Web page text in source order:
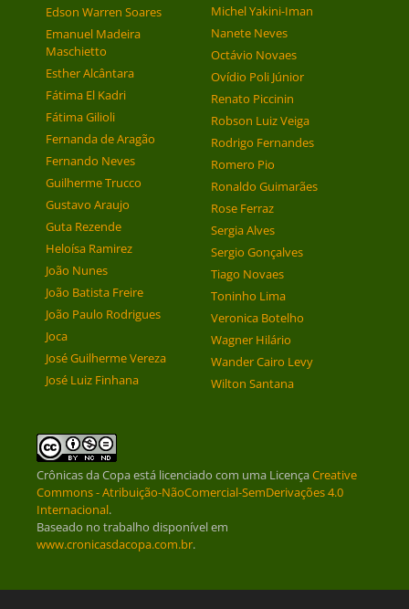
Edson Warren Soares
Emanuel Madeira
Maschietto
Esther Alcântara
Fátima El Kadri
Fátima Gilioli
Fernanda de Aragão
Fernando Neves
Guilherme Trucco
Gustavo Araujo
Guta Rezende
Heloísa Ramirez
João Nunes
João Batista Freire
João Paulo Rodrigues
Joca
José Guilherme Vereza
José Luiz Finhana
Michel Yakini-Iman
Nanete Neves
Octávio Novaes
Ovídio Poli Júnior
Renato Piccinin
Robson Luiz Veiga
Rodrigo Fernandes
Romero Pio
Ronaldo Guimarães
Rose Ferraz
Sergia Alves
Sergio Gonçalves
Tiago Novaes
Toninho Lima
Veronica Botelho
Wagner Hilário
Wander Cairo Levy
Wilton Santana
Crônicas da Copaestá licenciado com uma LicençaCreative
Commons - Atribuição-NãoComercial-SemDerivações 4.0
Internacional.
Baseado no trabalho disponível em
www.cronicasdacopa.com.br.